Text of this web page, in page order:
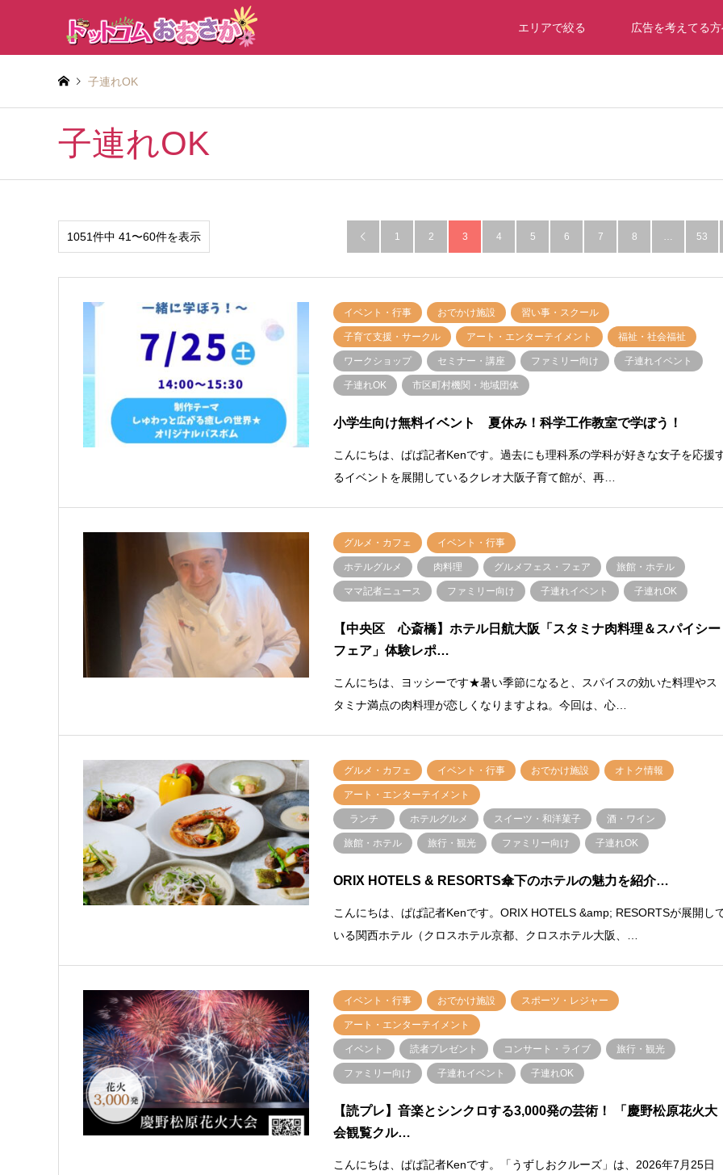
エリアで絞る 広告を考えてる
子連れOK
子連れOK
1051件中 41〜60件を表示  1 2 3 4 5 6 7 8 … 53
イベント・行事 おでかけ施設 習い事・スクール
子育て支援・サークル アート・エンターテイメント 福祉・社会福祉
ワークショップ セミナー・講座 ファミリー向け 子連れイベント
子連れOK 市区町村機関・地域団体
小学生向け無料イベント 夏休み！科学工作教室で学ぼう！
こんにちは、ぱぱ記者Kenです。過去にも理科系の学科が好きな女子を応援
るイベントを展開しているクレオ大阪子育て館が、再…
グルメ・カフェ イベント・行事
ホテルグルメ 肉料理 グルメフェス・フェア 旅館・ホテル
ママ記者ニュース ファミリー向け 子連れイベント 子連れOK
【中央区 心斎橋】ホテル日航大阪「スタミナ肉料理＆スパイシー
フェア」体験レポ…
こんにちは、ヨッシーです★暑い季節になると、スパイスの効いた料理やス
タミナ満点の肉料理が恋しくなりますよね。今回は、心…
グルメ・カフェ イベント・行事 おでかけ施設 オトク情報
アート・エンターテイメント
ランチ ホテルグルメ スイーツ・和洋菓子 酒・ワイン
旅館・ホテル 旅行・観光 ファミリー向け 子連れOK
ORIX HOTELS & RESORTS傘下のホテルの魅力を紹介…
こんにちは、ぱぱ記者Kenです。ORIX HOTELS &amp; RESORTSが展開し
いる関西ホテル（クロスホテル京都、クロスホテル大阪、…
イベント・行事 おでかけ施設 スポーツ・レジャー
アート・エンターテイメント
イベント 読者プレゼント コンサート・ライブ 旅行・観光
ファミリー向け 子連れイベント 子連れOK
【読プレ】音楽とシンクロする3,000発の芸術！ 「慶野松原花火大
会観覧クル…
こんにちは、ぱぱ記者Kenです。「うずしおクルーズ」は、2026年7月25日